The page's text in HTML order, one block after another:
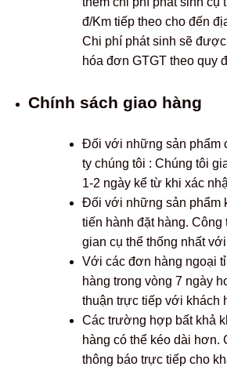
đ/Km tiếp theo cho đến
Chi phí phát sinh sẽ
hóa đơn GTGT theo quy
Chính sách giao hàng
Đối với những sản phẩm
ty chúng tôi : Chúng tôi
1-2 ngày kể từ khi xác
Đối với những sản phẩm
tiến hành đặt hàng. Công
gian cụ thể thống nhất
Với các đơn hàng ngoại
hàng trong vòng 7 ngày
thuận trực tiếp với khách
Các trường hợp bất khả
hàng có thể kéo dài hơn.
thông báo trực tiếp cho